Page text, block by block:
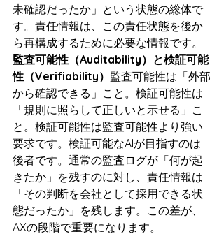
未確認だったか」という状態の総体で
す。責任情報は、この責任状態を後か
ら再構成するために必要な情報です。
監査可能性（Auditability）と検証可能
性（Verifiability） 監査可能性は「外部
から確認できる」こと。検証可能性は
「規則に照らして正しいと示せる」こ
と。検証可能性は監査可能性より強い
要求です。検証可能なAIが目指すのは
後者です。通常の監査ログが「何が起
きたか」を残すのに対し、責任情報は
「その判断を会社として採用できる状
態だったか」を残します。この差が、
AXの段階で重要になります。